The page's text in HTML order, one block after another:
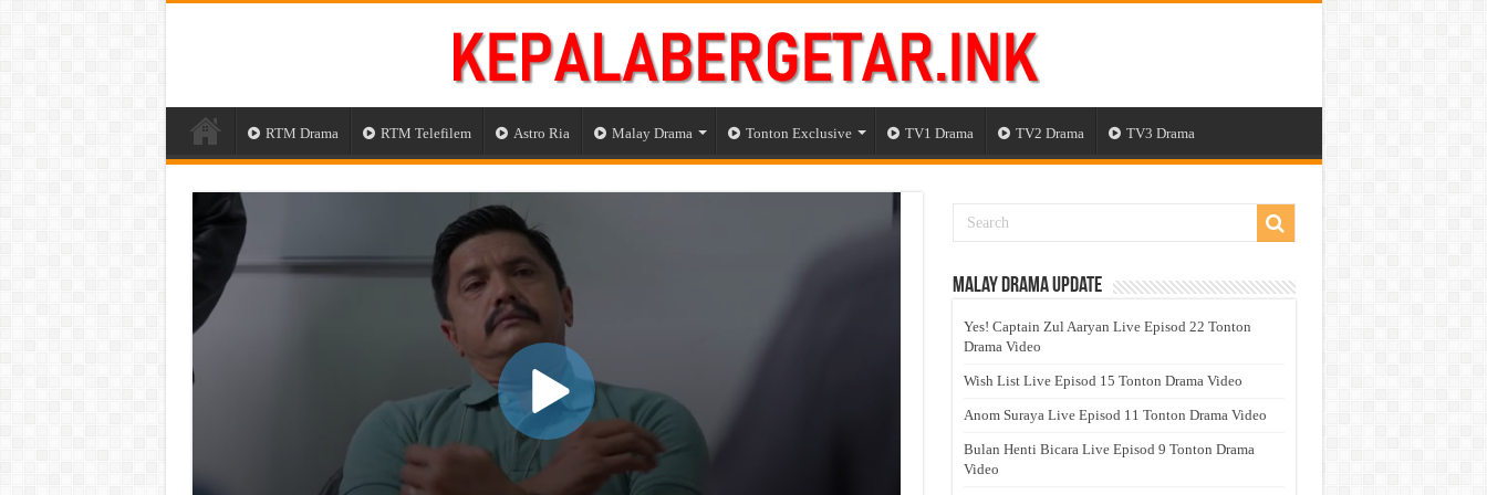
RTM Drama RTM Telefilem Astro Ria Malay Drama Tonton Exclusive TV1 Drama TV2 Drama TV3 Drama
Malay Drama Update
Yes! Captain Zul Aaryan Live Episod 22 Tonton
Drama Video
Wish List Live Episod 15 Tonton Drama Video
Anom Suraya Live Episod 11 Tonton Drama Video
Bulan Henti Bicara Live Episod 9 Tonton Drama
Video